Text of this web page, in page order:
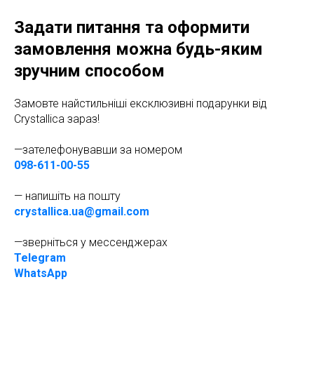
Задати питання та оформити
замовлення можна будь-яким
зручним способом
Замовте найстильніші ексклюзивні подарунки від
Crystallica зараз!
—зателефонувавши за номером
098-611-00-55
— напишіть на пошту
crystallica.ua@gmail.com
—зверніться у мессенджерах
Telegram
WhatsApp